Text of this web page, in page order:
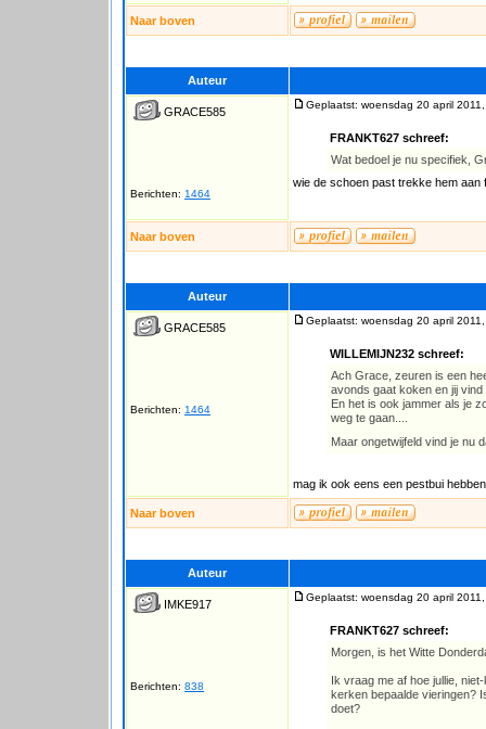
Naar boven
Auteur
GRACE585
Berichten: 1464
Geplaatst: woensdag 20 april
FRANKT627 schreef:
Wat bedoel je nu specifiek,
wie de schoen past trekke hem
Naar boven
Auteur
GRACE585
Berichten: 1464
Geplaatst: woensdag 20 april
WILLEMIJN232 schreef:
Ach Grace, zeuren is een
avonds gaat koken en jij
En het is ook jammer als je
weg te gaan....
Maar ongetwijfeld vind je nu
mag ik ook eens een pestbui hebben
Naar boven
Auteur
IMKE917
Berichten: 838
Geplaatst: woensdag 20 april
FRANKT627 schreef:
Morgen, is het Witte
Ik vraag me af hoe jullie,
kerken bepaalde vieringen?
doet?